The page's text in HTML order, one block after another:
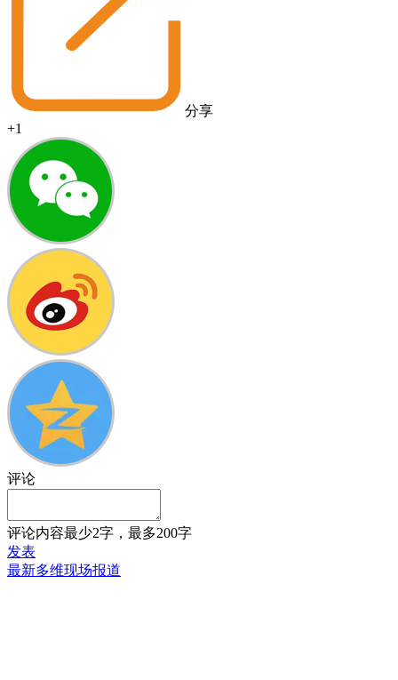
分享
+1
评论
评论内容最少2字，最多200字
发表
最新多维现场报道